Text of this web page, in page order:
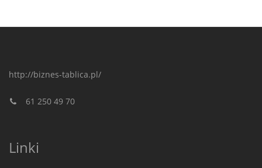
http://biznes-tablica.pl/
61 250 49 70
Linki